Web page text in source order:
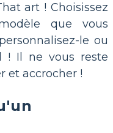
art ! Choisissez
que vous
le ou
! Il ne vous reste
et accrocher !